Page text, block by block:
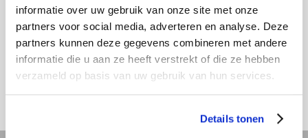
informatie over uw gebruik van onze site met onze
partners voor social media, adverteren en analyse. Deze
partners kunnen deze gegevens combineren met andere
informatie die u aan ze heeft verstrekt of die ze hebben
verzameld op basis van uw gebruik van hun services.
Details tonen
Meer informatie
Download hier onze montagehandleiding